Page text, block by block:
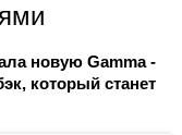
новую Gamma -
который станет